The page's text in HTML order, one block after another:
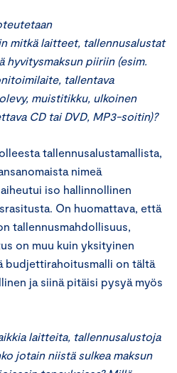
mitkä laitteet, tallennusalustat
hyvitysmaksun piiriin (esim.
tallentava
muistitikku, ulkoinen
CD tai DVD, MP3-soitin)?
tallennusalustamallista,
nimeä
iso hallinnollinen
On huomattava, että
tallennusmahdollisuus,
on muu kuin yksityinen
budjettirahoitusmalli on tältä
ja siinä pitäisi pysyä myös
laitteita, tallennusalustoja
jotain niistä sulkea maksun